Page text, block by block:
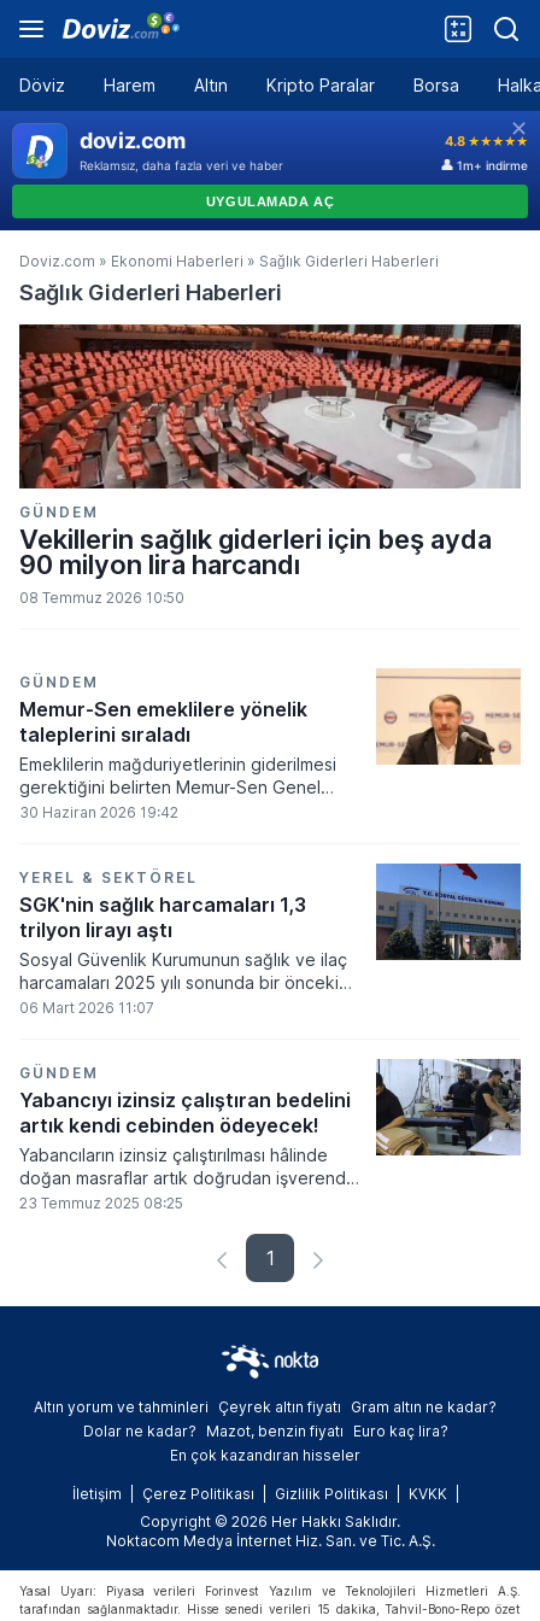
Döviz Harem Altın Kripto Paralar Borsa
Doviz.com » Ekonomi Haberleri » Sağlık Giderleri Haberleri
Sağlık Giderleri Haberleri
GÜNDEM
Vekillerin sağlık giderleri için beş ayda
90 milyon lira harcandı
08 Temmuz 2026 10:50
GÜNDEM
Memur-Sen emeklilere yönelik
taleplerini sıraladı
Emeklilerin mağduriyetlerinin giderilmesi
gerektiğini belirten Memur-Sen Genel
Başkanı Ali Yalçın, emeklilere yönelik temel
30 Haziran 2026 19:42
YEREL & SEKTÖREL
SGK'nin sağlık harcamaları 1,3
trilyon lirayı aştı
Sosyal Güvenlik Kurumunun sağlık ve ilaç
harcamaları 2025 yılı sonunda bir önceki
yıla göre yüzde 38 artış göstererek 1,3
06 Mart 2026 11:07
GÜNDEM
Yabancıyı izinsiz çalıştıran bedelini
artık kendi cebinden ödeyecek!
Yabancıların izinsiz çalıştırılması hâlinde
doğan masraflar artık doğrudan işverenden
tahsil edilecek. Yeni düzenleme ile birlikte,
sağlık ve dönüş maliyetlerinin tümü
patronun cebinden çıkacak.
23 Temmuz 2025 08:25
1
Altın yorum ve tahminleri Çeyrek altın fiyatı
Gram altın ne kadar?
Dolar ne kadar?
Mazot, benzin fiyatı
Euro kaç lira?
En çok kazandıran hisseler
İletişim Çerez Politikası Gizlilik Politikası
KVKK
Copyright © 2026 Her Hakkı Saklıdır.
Noktacom Medya İnternet Hiz. San. ve Tic. A.Ş.
Yasal Uyarı: Piyasa verileri Forinvest Yazılım ve Teknolojileri Hizmetleri A.Ş.
tarafından sağlanmaktadır. Hisse senedi verileri 15 dakika, Tahvil-Bono-Repo özet